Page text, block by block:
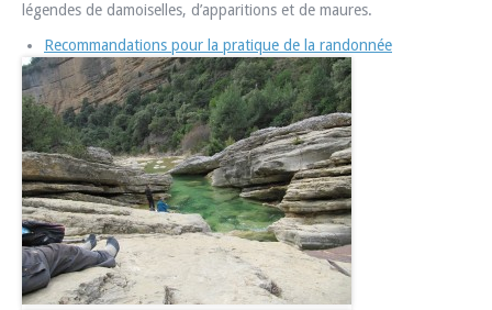
légendes de damoiselles, d’apparitions et de maures.
Recommandations pour la pratique de la randonnée